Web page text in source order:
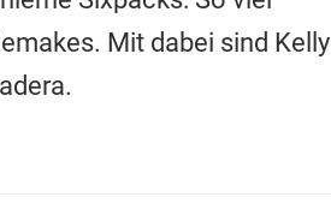
Mit dabei sind Kelly